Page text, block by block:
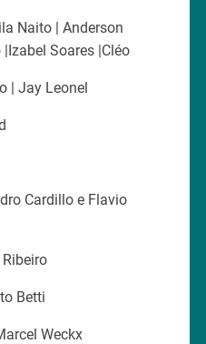
Naito | Anderson
Soares |Cléo
| Jay Leonel
Cardillo e Flavio
Betti
Weckx